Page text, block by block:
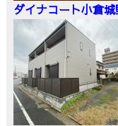
ダイナコート小倉城